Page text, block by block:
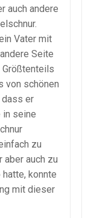
auch andere
Vater mit
Seite
Größtenteils
von schönen
dass er
in seine
zu
aber auch zu
konnte
mit dieser